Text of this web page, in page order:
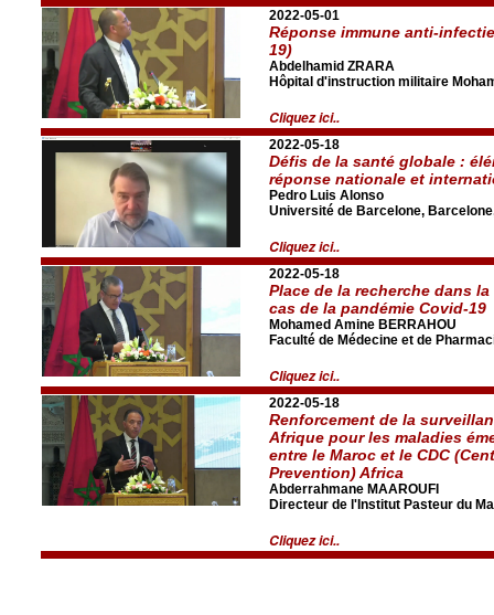
2022-05-01
Réponse immune anti-
19)
Abdelhamid ZRARA
Hôpital d'instruction militaire
Cliquez ici..
2022-05-18
Défis de la santé globale :
réponse nationale et
Pedro Luis Alonso
Université de Barcelone,
Cliquez ici..
2022-05-18
Place de la recherche dans
cas de la pandémie Covid-19
Mohamed Amine BERRAHOU
Faculté de Médecine et de
Cliquez ici..
2022-05-18
Renforcement de la
Afrique pour les maladies
entre le Maroc et le CDC
Prevention) Africa
Abderrahmane MAAROUFI
Directeur de l'Institut Pasteur du
Cliquez ici..